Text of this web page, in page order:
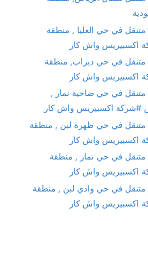
متنقل في حي العليا , منطقة
اكسبيريس واش كار
متنقل في حي ديراب, منطقة
اكسبيريس واش كار
متنقل في حي ضاحية نمار ,
#شركة اكسبيريس واش كار
متنقل في حي ظهرة لبن , منطقة
اكسبيريس واش كار
متنقل في حي نمار , منطقة
اكسبيريس واش كار
متنقل في حي وادي لبن , منطقة
اكسبيريس واش كار